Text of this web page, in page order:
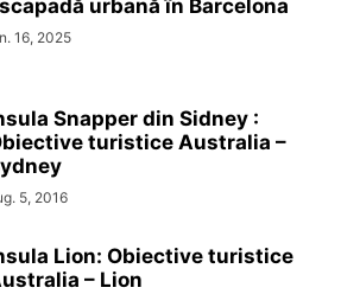
urbană în Barcelona
16, 2025
Snapper din Sidney :
turistice Australia –
5, 2016
Lion: Obiective turistice
– Lion